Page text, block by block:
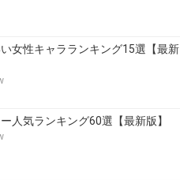
女性キャラランキング15選【最新
人気ランキング60選【最新版】